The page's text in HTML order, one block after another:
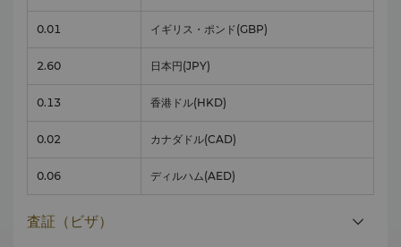
0.01 イギリス・ポンド(GBP)
2.60 日本円(JPY)
0.13 香港ドル(HKD)
0.02 カナダドル(CAD)
0.06 ディルハム(AED)
査証（ビザ）